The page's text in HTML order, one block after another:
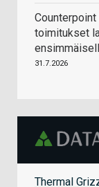
toimitukset
31.7.2026
Thermal